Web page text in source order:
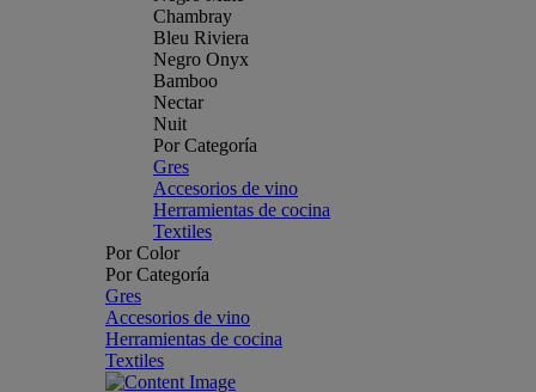
Chambray
Bleu Riviera
Negro Onyx
Bamboo
Nectar
Nuit
Por Categoría
Gres
Accesorios de vino
Herramientas de cocina
Textiles
Por Color
Por Categoría
Gres
Accesorios de vino
Herramientas de cocina
Textiles